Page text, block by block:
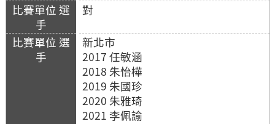
對
新北市
2017 任敏涵
2018 朱怡樺
2019 朱國珍
2020 朱雅琦
2021 李佩諭